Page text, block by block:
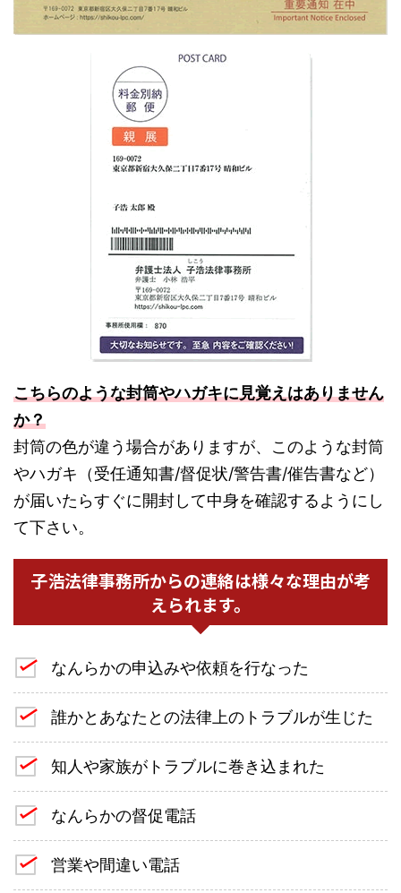
こちらのような封筒やハガキに見覚えはありません
か？
封筒の色が違う場合がありますが、このような封筒
やハガキ（受任通知書/督促状/警告書/催告書など）
が届いたらすぐに開封して中身を確認するようにし
て下さい。
子浩法律事務所からの連絡は様々な理由が考
えられます。
なんらかの申込みや依頼を行なった
誰かとあなたとの法律上のトラブルが生じた
知人や家族がトラブルに巻き込まれた
なんらかの督促電話
営業や間違い電話